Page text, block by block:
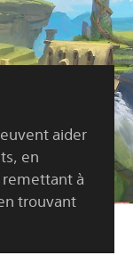
aider
en
à
trouvant